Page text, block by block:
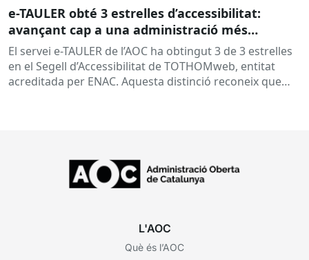
e-TAULER obté 3 estrelles d’accessibilitat:
avançant cap a una administració més
inclusiva
El servei e-TAULER de l’AOC ha obtingut 3 de 3 estrelles
en el Segell d’Accessibilitat de TOTHOMweb, entitat
acreditada per ENAC. Aquesta distinció reconeix que
L'AOC
Què és l’AOC